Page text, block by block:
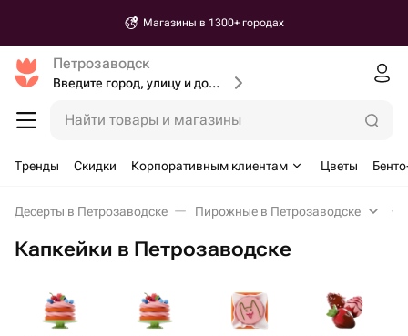
Магазины в 1300+ городах
Петрозаводск
Введите город, улицу и дом доставки
Найти товары и магазины
Тренды Скидки Корпоративным клиентам Цветы
Десерты в Петрозаводске Пирожные в Петрозаводске
Капкейки в Петрозаводске